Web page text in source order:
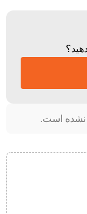
نشده است.